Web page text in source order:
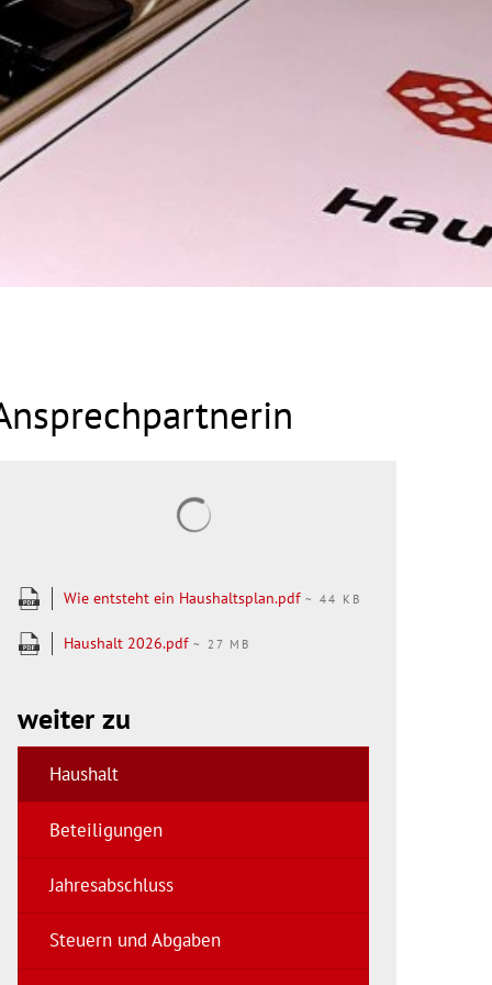
Wie entsteht ein Haushaltsplan.pdf~ 44 KB
Haushalt 2026.pdf~ 27 MB
weiter zu
Haushalt
Beteiligungen
Jahresabschluss
Steuern und Abgaben